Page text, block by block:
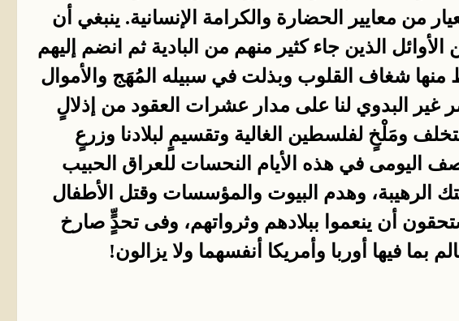
من معايير الحضارة والكرامة الإنسانية. ينبغي أن
الذين جاء كثير منهم من البادية ثم انضم إليهم
شغاف القلوب وبذلت في سبيله المُهَج والأموال
غير البدوي لنا على مدار عشرات العقود من إذلالٍ
ومَلْخٍ لفلسطين الغالية وتقسيمٍ لبلادنا وزرعٍ
اليومى في هذه الأيام النحسات للعراق الحبيب
الرهيبة، وهدم البيوت والمؤسسات وقتل الأطفال
أن ينعموا ببلادهم وثرواتهم، وفى تحدٍٍّ صارخ
بما فيها أوربا وأمريكا أنفسهما ولا يزالون!